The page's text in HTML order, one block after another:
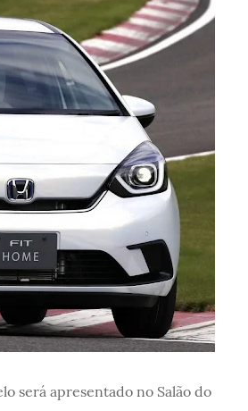
será apresentado no Salão do